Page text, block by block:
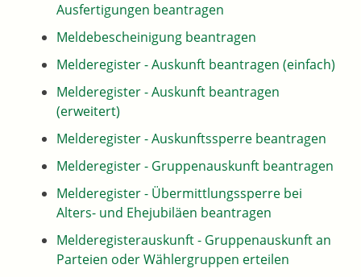
Ausfertigungen beantragen
Meldebescheinigung beantragen
Melderegister - Auskunft beantragen (einfach)
Melderegister - Auskunft beantragen
(erweitert)
Melderegister - Auskunftssperre beantragen
Melderegister - Gruppenauskunft beantragen
Melderegister - Übermittlungssperre bei
Alters- und Ehejubiläen beantragen
Melderegisterauskunft - Gruppenauskunft an
Parteien oder Wählergruppen erteilen